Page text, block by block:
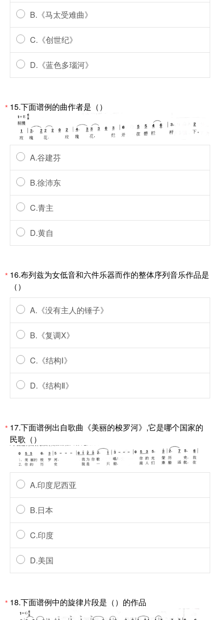
B.《马太受难曲》
C.《创世纪》
D.《蓝色多瑙河》
* 15.下面谱例的曲作者是（）
A.谷建芬
B.徐沛东
C.青主
D.黄自
* 16.布列兹为女低音和六件乐器而作的整体序列音乐作品是
（）
A.《没有主人的锤子》
B.《复调Ⅹ》
C.《结构Ⅰ》
D.《结构Ⅱ》
* 17.下面谱例出自歌曲《美丽的梭罗河》,它是哪个国家的
民歌（）
A.印度尼西亚
B.日本
C.印度
D.美国
* 18.下面谱例中的旋律片段是（）的作品